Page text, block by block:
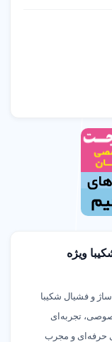
ویژه
و فشیال شکیبا
تجربه‌ای
حرفه‌ای و مجرب